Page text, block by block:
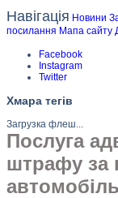
Навігація Новини
посилання Мапа сайту
Facebook
Instagram
Twitter
Хмара тегів
Загрузка флеш...
Послуга
штрафу за
автомобіль